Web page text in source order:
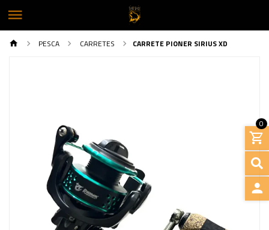
0
PESCA CARRETES CARRETE PIONER SIRIUS XD
Previous Next